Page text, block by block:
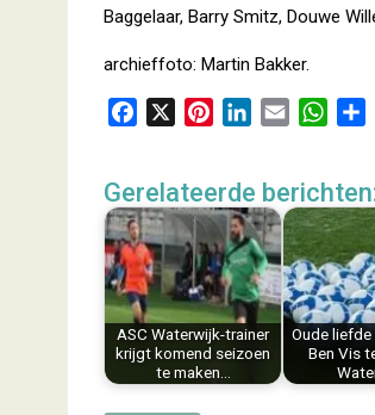
Baggelaar, Barry Smitz, Douwe
archieffoto: Martin Bakker.
e
b
o
o
k
t
e
r
e
s
t
k
e
d
I
n
i
l
W
t
s
A
p
p
e
n
Gerelateerde
ASC Waterwijk-trainer
krijgt komend seizoen
te maken…
Oude
Ben Vis